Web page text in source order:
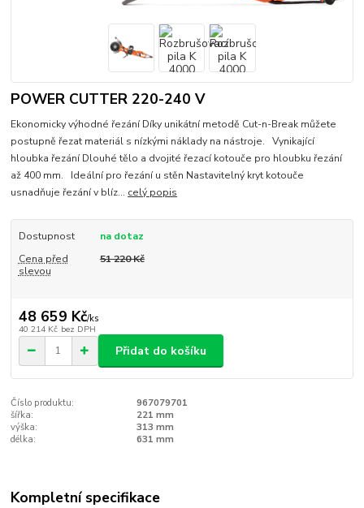
POWER CUTTER 220-240 V
Ekonomicky výhodné řezání Díky unikátní metodě Cut-n-Break můžete
postupně řezat materiál s nízkými náklady na nástroje. Vynikající
hloubka řezání Dlouhé tělo a dvojité řezací kotouče pro hloubku řezání
až 400 mm. Ideální pro řezání u stěn Nastavitelný kryt kotouče
usnadňuje řezání v blíz... celý popis
Dostupnost
na dotaz
Cena před
slevou
51 220 Kč
48 659 Kč/ks
40 214 Kč bez DPH
Přidat do košíku
Číslo produktu:
967079701
šířka:
221 mm
výška:
313 mm
délka:
631 mm
Kompletní specifikace